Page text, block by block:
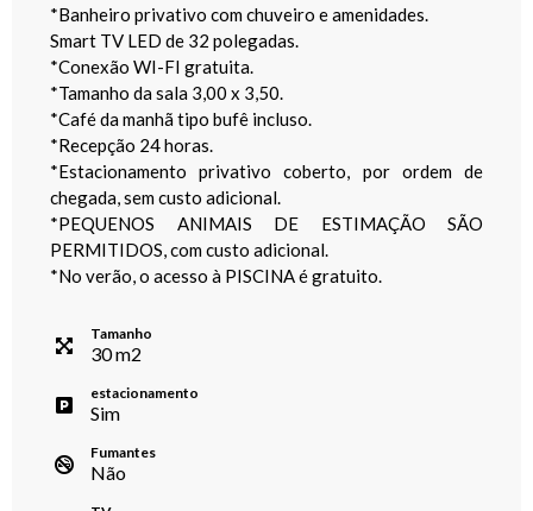
*Banheiro privativo com chuveiro e amenidades.
Smart TV LED de 32 polegadas.
*Conexão WI-FI gratuita.
*Tamanho da sala 3,00 x 3,50.
*Café da manhã tipo bufê incluso.
*Recepção 24 horas.
*Estacionamento privativo coberto, por ordem de
chegada, sem custo adicional.
*PEQUENOS ANIMAIS DE ESTIMAÇÃO SÃO
PERMITIDOS, com custo adicional.
*No verão, o acesso à PISCINA é gratuito.
Tamanho
30m2
estacionamento
Sim
Fumantes
Não